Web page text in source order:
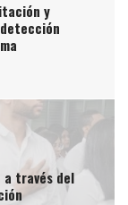
y
a través del